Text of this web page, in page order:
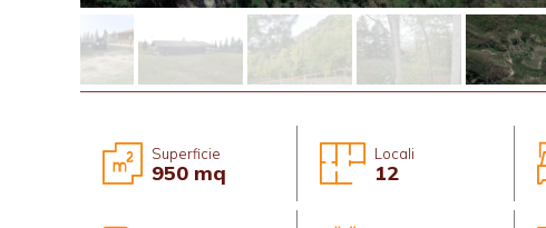
Superficie
950 mq
Locali
12